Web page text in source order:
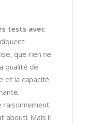
tests avec
que rien ne
qualité de
et la capacité
raisonnement
abouti. Mais il